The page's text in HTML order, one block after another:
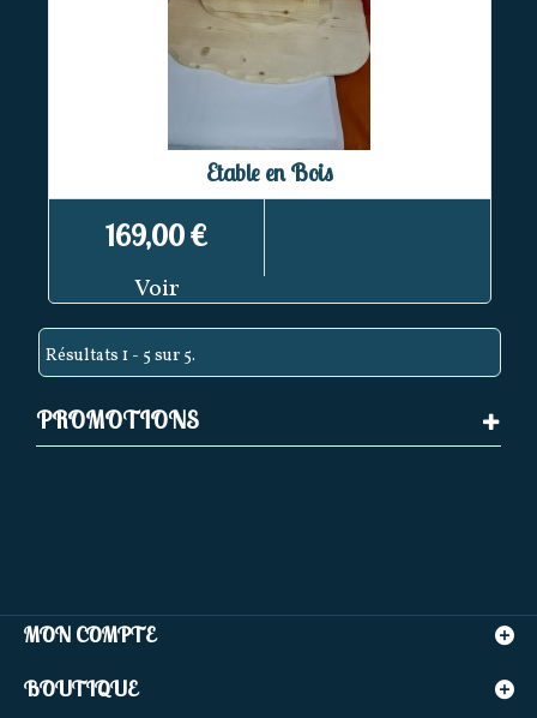
Etable en Bois
169,00 €
Voir
Résultats 1 - 5 sur 5.
PROMOTIONS
MON COMPTE
BOUTIQUE